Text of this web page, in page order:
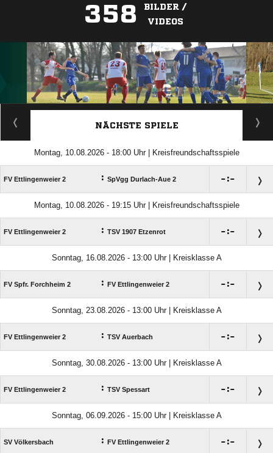
358
BILDER /
VIDEOS
ANZEIGE
NÄCHSTE SPIELE
Montag, 10.08.2026 - 18:00 Uhr | Kreisfreundschaftsspiele
FV Ettlingenweier 2 : SpVgg Durlach-Aue 2 :
Montag, 10.08.2026 - 19:15 Uhr | Kreisfreundschaftsspiele
FV Ettlingenweier 2 : TSV 1907 Etzenrot :
Sonntag, 16.08.2026 - 13:00 Uhr | Kreisklasse A
FV Spfr. Forchheim 2 : FV Ettlingenweier 2 :
Sonntag, 23.08.2026 - 13:00 Uhr | Kreisklasse A
FV Ettlingenweier 2 : TSV Auerbach :
Sonntag, 30.08.2026 - 13:00 Uhr | Kreisklasse A
FV Ettlingenweier 2 : TSV Spessart :
Sonntag, 06.09.2026 - 15:00 Uhr | Kreisklasse A
SV Völkersbach : FV Ettlingenweier 2 :